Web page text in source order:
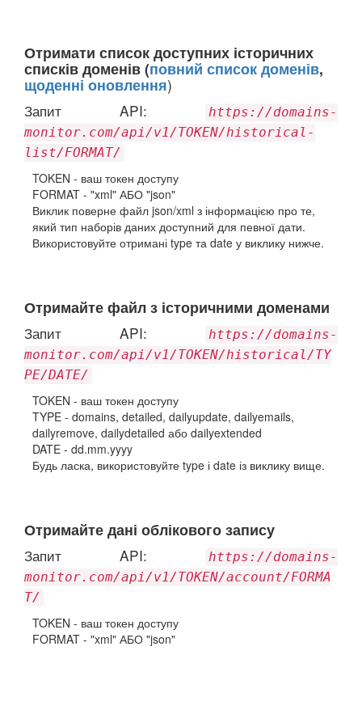
Отримати список доступних історичних
списків доменів (повний список доменів,
щоденні оновлення)
Запит API:
https://domains-
monitor.com/api/v1/TOKEN/historical-
list/FORMAT/
TOKEN - ваш токен доступу
FORMAT - "xml" АБО "json"
Виклик поверне файл json/xml з інформацією про те,
який тип наборів даних доступний для певної дати.
Використовуйте отримані type та date у виклику нижче.
Отримайте файл з історичними доменами
Запит API:
https://domains-
monitor.com/api/v1/TOKEN/historical/TY
PE/DATE/
TOKEN - ваш токен доступу
TYPE - domains, detailed, dailyupdate, dailyemails,
dailyremove, dailydetailed або dailyextended
DATE - dd.mm.yyyy
Будь ласка, використовуйте type і date із виклику вище.
Отримайте дані облікового запису
Запит API:
https://domains-
monitor.com/api/v1/TOKEN/account/FORMA
T/
TOKEN - ваш токен доступу
FORMAT - "xml" АБО "json"